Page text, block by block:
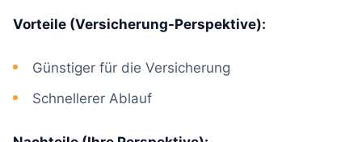
Vorteile (Versicherung-Perspektive):
Günstiger für die Versicherung
Schnellerer Ablauf